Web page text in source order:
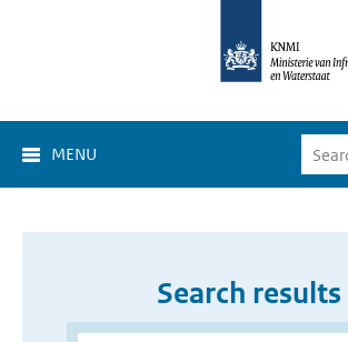
MENU
Search results